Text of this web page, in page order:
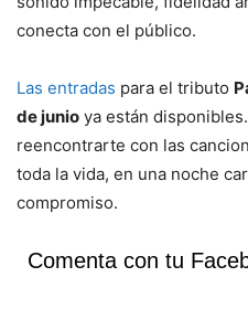
conecta con el público.
Las entradas para el tributo
de junio ya están
reencontrarte con las
toda la vida, en una noche
compromiso.
Comenta con tu